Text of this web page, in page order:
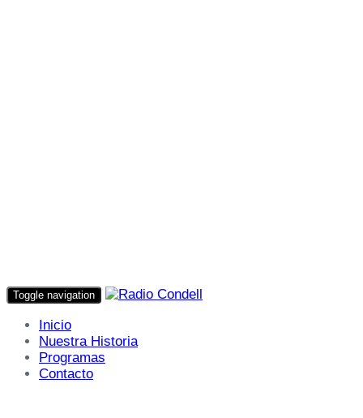
Toggle navigation
Inicio
Nuestra Historia
Programas
Contacto